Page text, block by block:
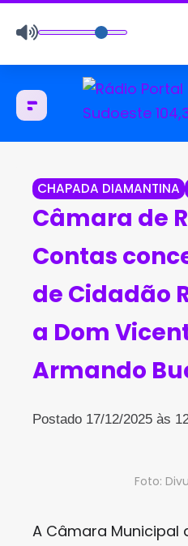
CHAPADA DIAMANTINA
Câmara de
Contas
de Cidadão
a Dom
Armando
Postado 17/12/2025 às
Foto:
A Câmara Municipal